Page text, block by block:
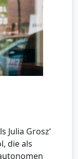
Julia Grosz‘
die als